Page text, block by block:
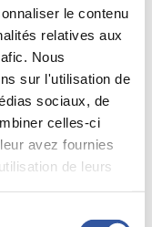
le contenu
relatives aux
Nous
sur l'utilisation de
sociaux, de
celles-ci
avez fournies
de leurs
et d’évaluation
figurent la Société
et la Société des
SEPAQ (88 %). La
olympiques
Québec (67 %) et la
(66 %). La Caisse
82 % pour la